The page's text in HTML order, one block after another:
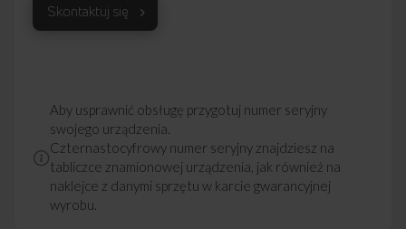
Skontaktuj się
Aby usprawnić obsługę przygotuj numer seryjny
swojego urządzenia.
Czternastocyfrowy numer seryjny znajdziesz na
tabliczce znamionowej urządzenia, jak również na
naklejce z danymi sprzętu w karcie gwarancyjnej
wyrobu.